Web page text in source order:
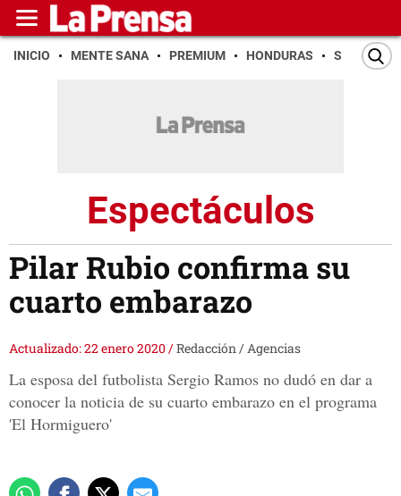
INICIO MENTE SANA PREMIUM HONDURAS SAN PEDRO
Espectáculos
Pilar Rubio confirma su
cuarto embarazo
Actualizado: 22 enero 2020/Redacción / Agencias
La esposa del futbolista Sergio Ramos no dudó en dar a
conocer la noticia de su cuarto embarazo en el programa
'El Hormiguero'